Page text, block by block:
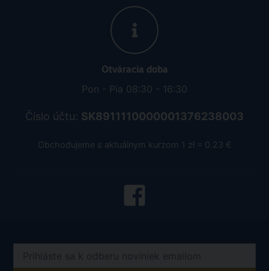
Otváracia doba
Pon - Pia 08:30 - 16:30
Číslo účtu: SK8911110000001376238003
Obchodujeme s aktuálnym kurzom 1 zł = 0.23 €